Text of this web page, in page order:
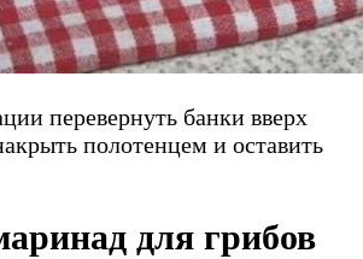
перевернуть банки вверх
полотенцем и оставить
для грибов